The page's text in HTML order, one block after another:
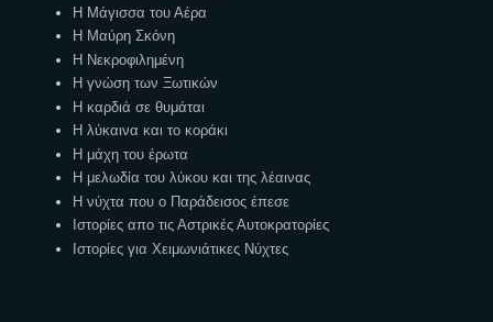
Η Μάγισσα του Αέρα
Η Μαύρη Σκόνη
Η Νεκροφιλημένη
Η γνώση των Ξωτικών
Η καρδιά σε θυμάται
Η λύκαινα και το κοράκι
Η μάχη του έρωτα
Η μελωδία του λύκου και της λέαινας
Η νύχτα που ο Παράδεισος έπεσε
Ιστορίες απο τις Αστρικές Αυτοκρατορίες
Ιστορίες για Χειμωνιάτικες Νύχτες